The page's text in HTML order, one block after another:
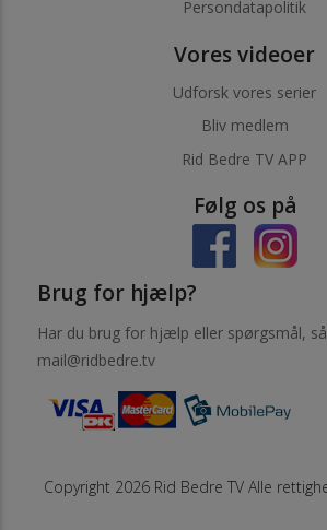
Persondatapolitik
Vores videoer
Udforsk vores serier
Bliv medlem
Rid Bedre TV APP
Følg os på
Brug for hjælp?
Har du brug for hjælp eller spørgsmål,
mail@ridbedre.tv
Copyright 2026 Rid Bedre TV Alle